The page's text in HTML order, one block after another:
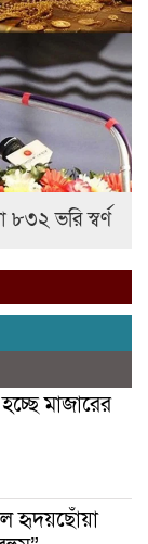
৮৩২ ভরি স্বর্ণ
মাজারের
হৃদয়ছোঁয়া